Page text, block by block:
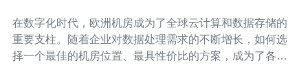
在数字化时代，欧洲机房成为了全球云计算和数据存储的
重要支柱。随着企业对数据处理需求的不断增长，如何选
择一个最佳的机房位置、最具性价比的方案，成为了各大